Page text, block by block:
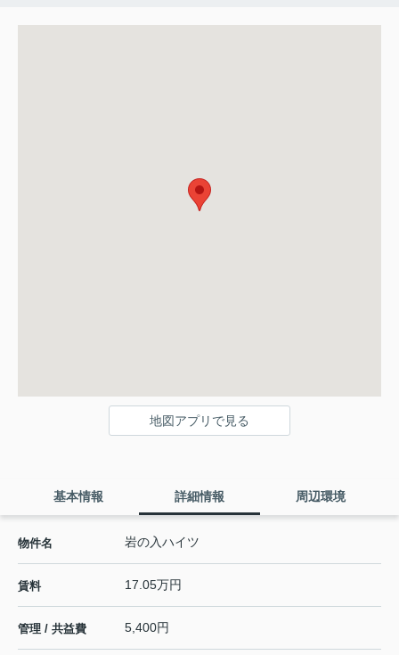
地図アプリで見る
基本情報 詳細情報 周辺環境
物件名 岩の入ハイツ
賃料 17.05万円
管理 / 共益費 5,400円